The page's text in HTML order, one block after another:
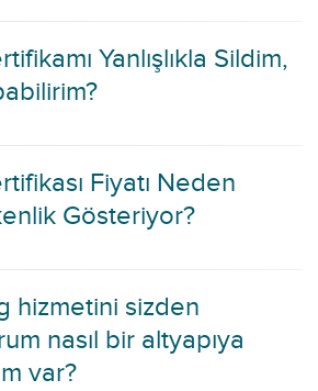
Yanlışlıkla Sildim,
Fiyatı Neden
Gösteriyor?
hizmetini sizden
nasıl bir altyapıya
var?